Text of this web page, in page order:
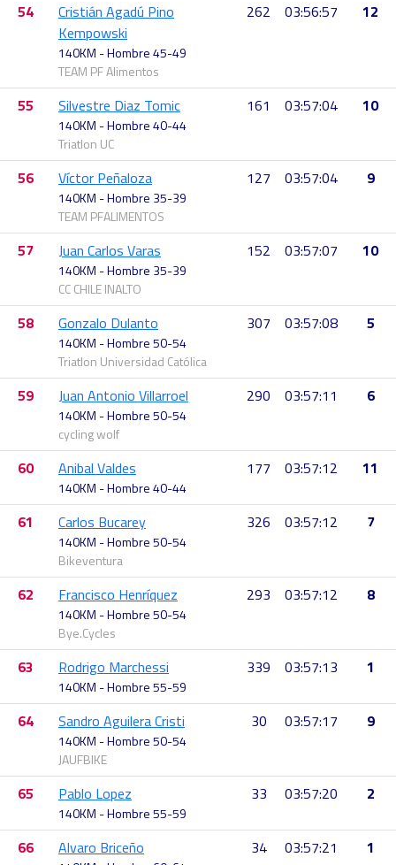
54
Cristián Agadú Pino
Kempowski
140KM - Hombre 45-49
TEAM PF Alimentos
262 03:56:57 12
55 Silvestre Diaz Tomic
140KM - Hombre 40-44
Triatlon UC
161 03:57:04 10
56 Víctor Peñaloza
140KM - Hombre 35-39
TEAM PFALIMENTOS
127 03:57:04 9
57 Juan Carlos Varas
140KM - Hombre 35-39
CC CHILE INALTO
152 03:57:07 10
58 Gonzalo Dulanto
140KM - Hombre 50-54
Triatlon Universidad Católica
307 03:57:08 5
59 Juan Antonio Villarroel
140KM - Hombre 50-54
cycling wolf
290 03:57:11 6
60 Anibal Valdes
140KM - Hombre 40-44
177 03:57:12 11
61 Carlos Bucarey
140KM - Hombre 50-54
Bikeventura
326 03:57:12 7
62 Francisco Henríquez
140KM - Hombre 50-54
Bye.Cycles
293 03:57:12 8
63 Rodrigo Marchessi
140KM - Hombre 55-59
339 03:57:13 1
64 Sandro Aguilera Cristi
140KM - Hombre 50-54
JAUFBIKE
30 03:57:17 9
65 Pablo Lopez
140KM - Hombre 55-59
33 03:57:20 2
66 Alvaro Briceño 34 03:57:21 1